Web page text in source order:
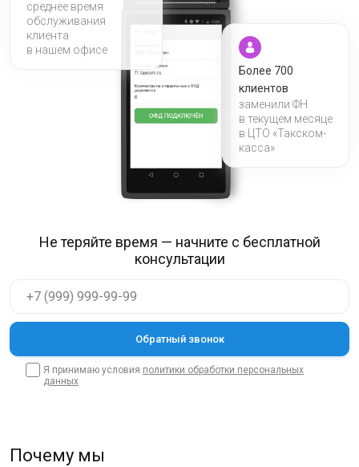
Не теряйте время — начните с бесплатной
консультации
Я принимаю условия политики обработки персональных
данных
среднее время
обслуживания
клиента
в нашем офисе
Более 700
клиентов
заменили ФН
в текущем месяце
в ЦТО «Такском-
касса»
Почему мы